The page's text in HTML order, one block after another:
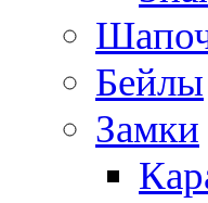
Бейлы
Замки